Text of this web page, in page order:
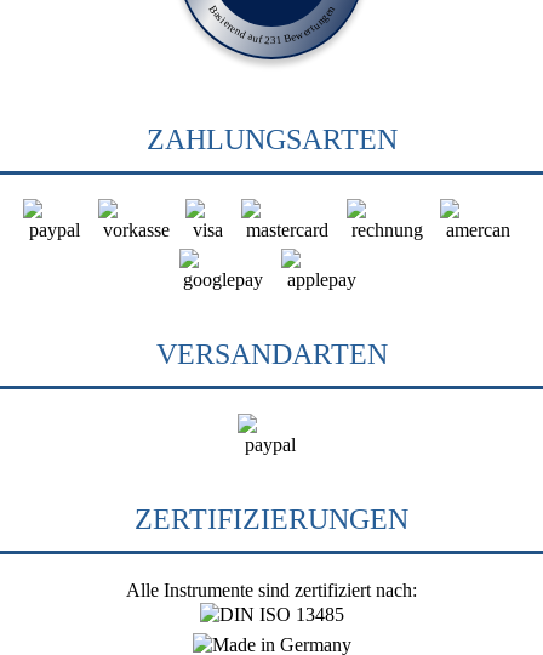
Basierend auf 231 Bewertungen
ZAHLUNGSARTEN
VERSANDARTEN
ZERTIFIZIERUNGEN
Alle Instrumente sind zertifiziert nach: